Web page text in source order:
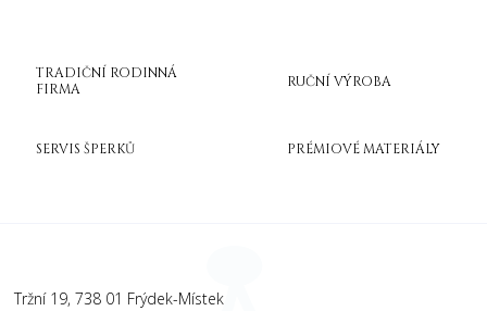
TRADIČNÍ RODINNÁ
FIRMA
RUČNÍ VÝROBA
SERVIS ŠPERKŮ PRÉMIOVÉ MATERIÁLY
Tržní 19, 738 01 Frýdek-Místek